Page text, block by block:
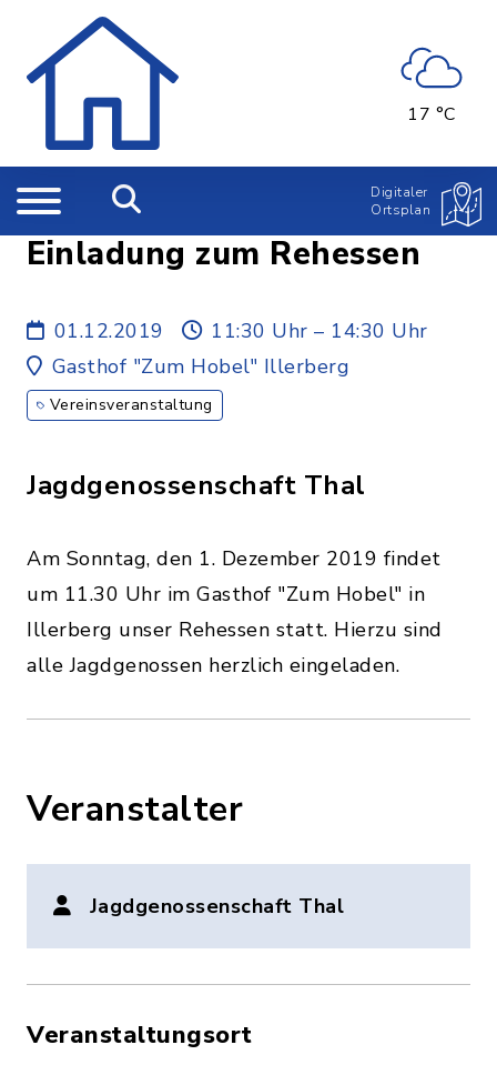
17 °C
Digitaler
Ortsplan
Einladung zum Rehessen
01.12.2019
11:30 Uhr – 14:30 Uhr
Gasthof "Zum Hobel" Illerberg
Vereinsveranstaltung
Jagdgenossenschaft Thal
Am Sonntag, den 1. Dezember 2019 findet
um 11.30 Uhr im Gasthof "Zum Hobel" in
Illerberg unser Rehessen statt. Hierzu sind
alle Jagdgenossen herzlich eingeladen.
Veranstalter
Jagdgenossenschaft Thal
Veranstaltungsort